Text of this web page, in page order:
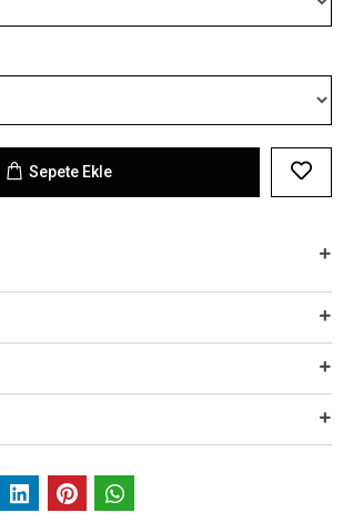
Sepete Ekle